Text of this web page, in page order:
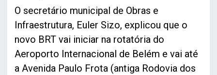
O secretário municipal de Obras e
Infraestrutura, Euler Sizo, explicou que o
novo BRT vai iniciar na rotatória do
Aeroporto Internacional de Belém e vai até
a Avenida Paulo Frota (antiga Rodovia dos